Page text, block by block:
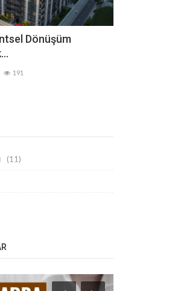
Dönüşüm
191
(11)